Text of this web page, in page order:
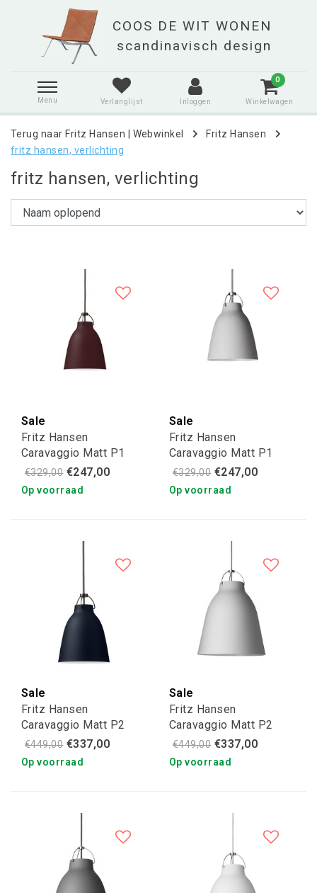
Menu Verlanglijst Inloggen
0
Winkelwagen
Terug naar Fritz Hansen Webwinkel
Fritz Hansen
fritz hansen, verlichting
fritz hansen, verlichting
Sale
Fritz Hansen
Caravaggio Matt P1
dark sienna
€329,00 €247,00
Op voorraad
Sale
Fritz Hansen
Caravaggio Matt P1
grey 25
€329,00 €247,00
Op voorraad
Sale
Fritz Hansen
Caravaggio Matt P2
dark ultramarine
€449,00 €337,00
Op voorraad
Sale
Fritz Hansen
Caravaggio Matt P2
grey 25
€449,00 €337,00
Op voorraad